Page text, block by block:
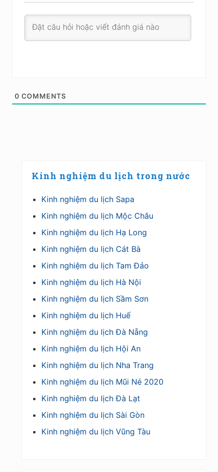
0 COMMENTS
Primary
Sidebar
Kinh nghiệm du lịch trong nước
Kinh nghiệm du lịch Sapa
Kinh nghiệm du lịch Mộc Châu
Kinh nghiệm du lịch Hạ Long
Kinh nghiệm du lịch Cát Bà
Kinh nghiệm du lịch Tam Đảo
Kinh nghiệm du lịch Hà Nội
Kinh nghiệm du lịch Sầm Sơn
Kinh nghiệm du lịch Huế
Kinh nghiệm du lịch Đà Nẵng
Kinh nghiệm du lịch Hội An
Kinh nghiệm du lịch Nha Trang
Kinh nghiệm du lịch Mũi Né 2020
Kinh nghiệm du lịch Đà Lạt
Kinh nghiệm du lịch Sài Gòn
Kinh nghiệm du lịch Vũng Tàu